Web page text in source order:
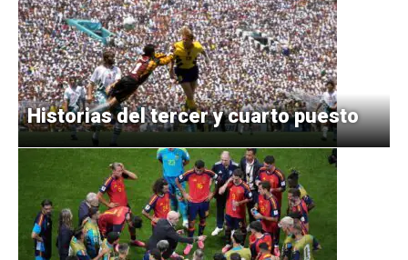
Historias del tercer y cuarto puesto